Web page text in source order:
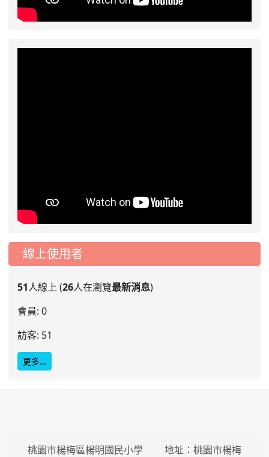
線上使用者
51人線上 (26人在瀏覽最新消息)
會員: 0
訪客: 51
更多…
桃園市楊梅區楊明國民小學 地址：桃園市楊梅